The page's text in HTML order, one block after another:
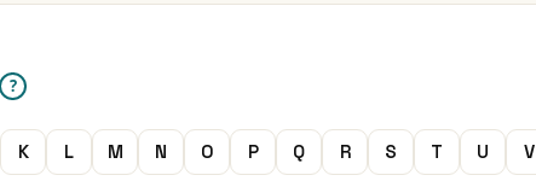
?
K L M N O P Q R S T U V